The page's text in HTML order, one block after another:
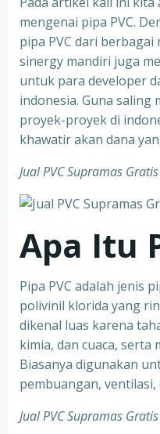
mengenai pipa PVC.
pipa PVC dari
sinergy mandiri juga
untuk para developer
indonesia. Guna
proyek-proyek di
khawatir akan dana
Jual PVC Supramas
Apa Itu
Pipa PVC adalah jenis
polivinil klorida yang
dikenal luas karena
kimia, dan cuaca, serta
Biasanya digunakan
pembuangan,
Jual PVC Supramas